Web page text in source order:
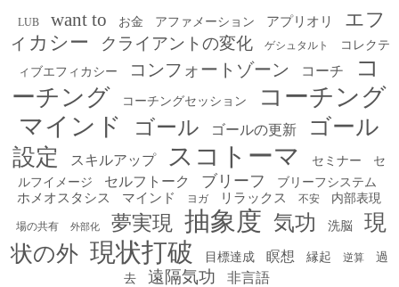
LUB want to お金 アファメーション アプリオリ
エフ
ィカシー
クライアントの変化 ゲシュタルト
コレクテ
ィブエフィカシー
コンフォートゾーン コーチ
コ
ーチング
コーチングセッション
コーチング
マインド
ゴール ゴールの更新
ゴール
設定
スキルアップ スコトーマ セミナー
セ
ルフイメージ
セルフトーク ブリーフ ブリーフシステム
ホメオスタシス マインド ヨガ リラックス 不安 内部表現
場の共有 外部化 夢実現 抽象度 気功 洗脳
現
状の外 現状打破 目標達成 瞑想 縁起 逆算
過
去
遠隔気功 非言語